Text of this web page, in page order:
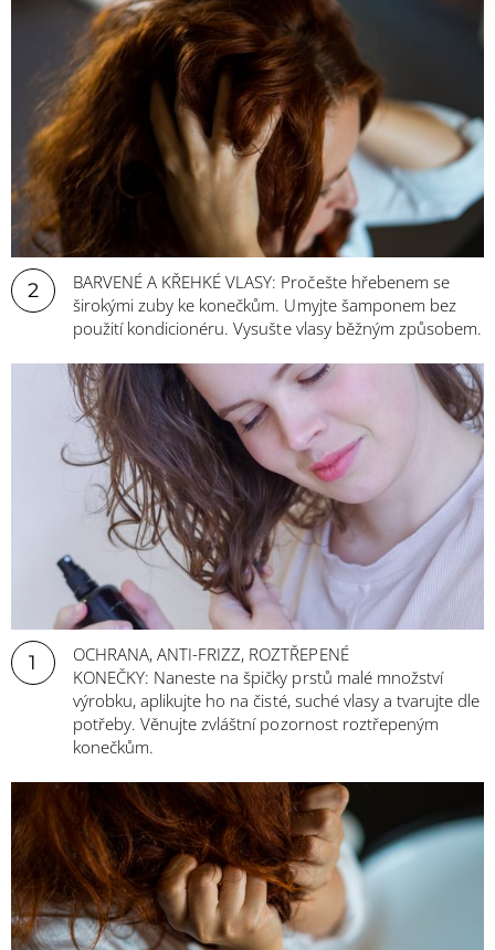
2
BARVENÉ A KŘEHKÉ VLASY: Pročešte hřebenem se
širokými zuby ke konečkům. Umyjte šamponem bez
použití kondicionéru. Vysušte vlasy běžným způsobem.
1
OCHRANA, ANTI-FRIZZ, ROZTŘEPENÉ
KONEČKY: Naneste na špičky prstů malé množství
výrobku, aplikujte ho na čisté, suché vlasy a tvarujte dle
potřeby. Věnujte zvláštní pozornost roztřepeným
konečkům.